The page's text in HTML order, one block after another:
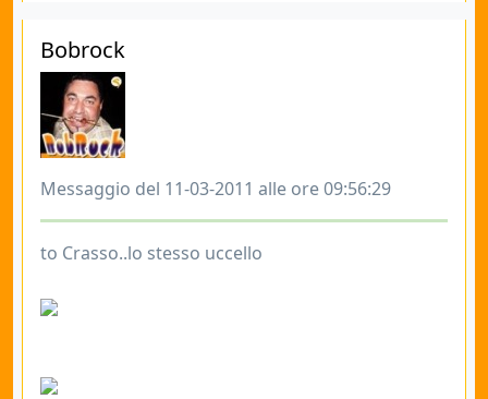
Bobrock
Messaggio del 11-03-2011 alle ore 09:56:29
to Crasso..lo stesso uccello